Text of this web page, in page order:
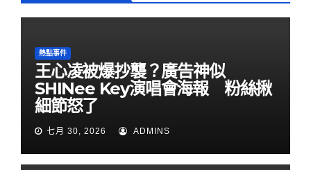
熱點事件
王心凌被爆抄襲？廣告神似
SHINee Key演唱會海報 粉絲揪
細節怒了
七月 30, 2026 ADMINS